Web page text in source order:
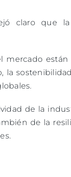
claro que
mercado
de la
de la